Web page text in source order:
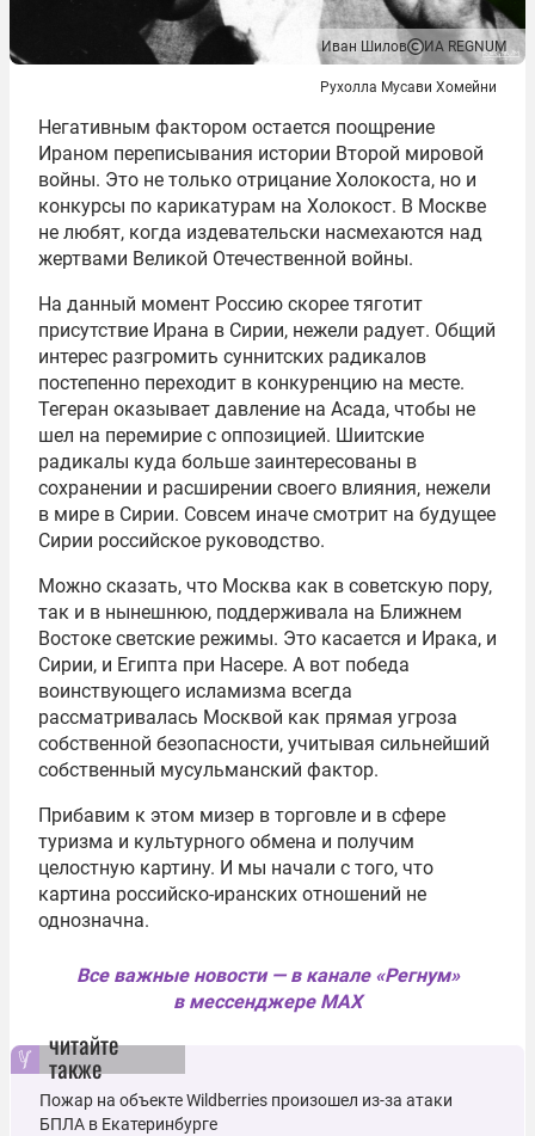
Иван Шилов ИА REGNUM
Рухолла Мусави Хомейни
Негативным фактором остается поощрение
Ираном переписывания истории Второй мировой
войны. Это не только отрицание Холокоста, но и
конкурсы по карикатурам на Холокост. В Москве
не любят, когда издевательски насмехаются над
жертвами Великой Отечественной войны.
На данный момент Россию скорее тяготит
присутствие Ирана в Сирии, нежели радует. Общий
интерес разгромить суннитских радикалов
постепенно переходит в конкуренцию на месте.
Тегеран оказывает давление на Асада, чтобы не
шел на перемирие с оппозицией. Шиитские
радикалы куда больше заинтересованы в
сохранении и расширении своего влияния, нежели
в мире в Сирии. Совсем иначе смотрит на будущее
Сирии российское руководство.
Можно сказать, что Москва как в советскую пору,
так и в нынешнюю, поддерживала на Ближнем
Востоке светские режимы. Это касается и Ирака, и
Сирии, и Египта при Насере. А вот победа
воинствующего исламизма всегда
рассматривалась Москвой как прямая угроза
собственной безопасности, учитывая сильнейший
собственный мусульманский фактор.
Прибавим к этом мизер в торговле и в сфере
туризма и культурного обмена и получим
целостную картину. И мы начали с того, что
картина российско-иранских отношений не
однозначна.
Все важные новости — в канале «Регнум»
в мессенджере MAX
читайте
также
Пожар на объекте Wildberries произошел из-за атаки
БПЛА в Екатеринбурге